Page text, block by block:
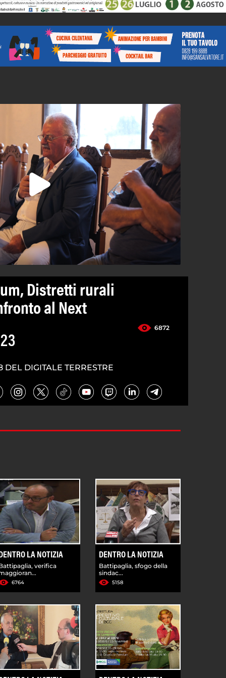
Distretti rurali
al Next
6872
DIGITALE TERRESTRE
LA NOTIZIA
verifica
6764
DENTRO LA NOTIZIA
Battipaglia, sfogo della
sindac...
5158